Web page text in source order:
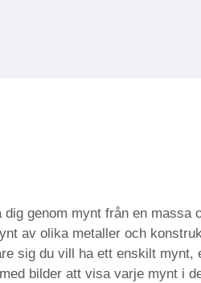
genom mynt från en massa
av olika metaller och
sig du vill ha ett enskilt
bilder att visa varje mynt i